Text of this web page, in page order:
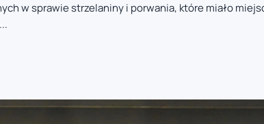
w sprawie strzelaniny i porwania, które miało